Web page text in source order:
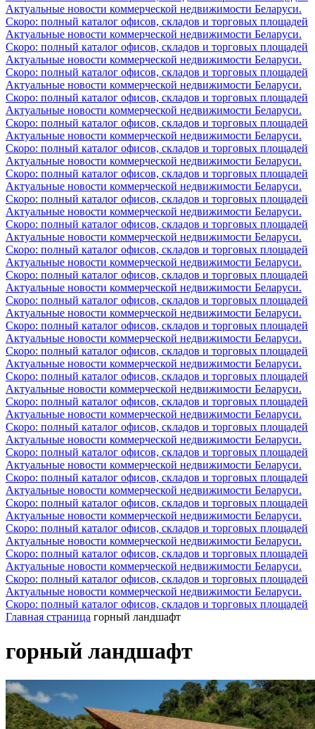
Актуальные новости коммерческой недвижимости Беларуси.
Скоро: полный каталог офисов, складов и торговых площадей
Актуальные новости коммерческой недвижимости Беларуси.
Скоро: полный каталог офисов, складов и торговых площадей
Актуальные новости коммерческой недвижимости Беларуси.
Скоро: полный каталог офисов, складов и торговых площадей
Актуальные новости коммерческой недвижимости Беларуси.
Скоро: полный каталог офисов, складов и торговых площадей
Актуальные новости коммерческой недвижимости Беларуси.
Скоро: полный каталог офисов, складов и торговых площадей
Актуальные новости коммерческой недвижимости Беларуси.
Скоро: полный каталог офисов, складов и торговых площадей
Актуальные новости коммерческой недвижимости Беларуси.
Скоро: полный каталог офисов, складов и торговых площадей
Актуальные новости коммерческой недвижимости Беларуси.
Скоро: полный каталог офисов, складов и торговых площадей
Актуальные новости коммерческой недвижимости Беларуси.
Скоро: полный каталог офисов, складов и торговых площадей
Актуальные новости коммерческой недвижимости Беларуси.
Скоро: полный каталог офисов, складов и торговых площадей
Актуальные новости коммерческой недвижимости Беларуси.
Скоро: полный каталог офисов, складов и торговых площадей
Актуальные новости коммерческой недвижимости Беларуси.
Скоро: полный каталог офисов, складов и торговых площадей
Актуальные новости коммерческой недвижимости Беларуси.
Скоро: полный каталог офисов, складов и торговых площадей
Актуальные новости коммерческой недвижимости Беларуси.
Скоро: полный каталог офисов, складов и торговых площадей
Актуальные новости коммерческой недвижимости Беларуси.
Скоро: полный каталог офисов, складов и торговых площадей
Актуальные новости коммерческой недвижимости Беларуси.
Скоро: полный каталог офисов, складов и торговых площадей
Актуальные новости коммерческой недвижимости Беларуси.
Скоро: полный каталог офисов, складов и торговых площадей
Актуальные новости коммерческой недвижимости Беларуси.
Скоро: полный каталог офисов, складов и торговых площадей
Актуальные новости коммерческой недвижимости Беларуси.
Скоро: полный каталог офисов, складов и торговых площадей
Актуальные новости коммерческой недвижимости Беларуси.
Скоро: полный каталог офисов, складов и торговых площадей
Актуальные новости коммерческой недвижимости Беларуси.
Скоро: полный каталог офисов, складов и торговых площадей
Актуальные новости коммерческой недвижимости Беларуси.
Скоро: полный каталог офисов, складов и торговых площадей
Актуальные новости коммерческой недвижимости Беларуси.
Скоро: полный каталог офисов, складов и торговых площадей
Актуальные новости коммерческой недвижимости Беларуси.
Скоро: полный каталог офисов, складов и торговых площадей
Главная страница горный ландшафт
горный ландшафт